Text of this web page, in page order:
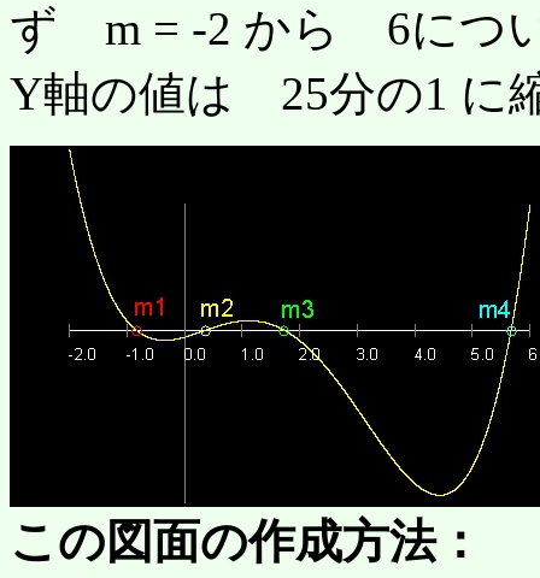
ず m = -2 から 6につ
Y軸の値は 25分の1 に
この図面の作成方法：